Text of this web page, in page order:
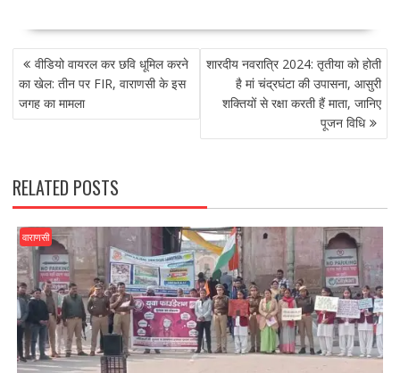
e
b
o
o
to
d
o
n
ai
l
ar
e
POST
NAVIGATION
वीडियो वायरल कर छवि धूमिल करने
का खेल: तीन पर FIR, वाराणसी के इस
जगह का मामला
शारदीय नवरात्रि 2024: तृतीया को होती
है मां चंद्रघंटा की उपासना, आसुरी
शक्तियों से रक्षा करती हैं माता, जानिए
पूजन विधि
RELATED POSTS
वाराणसी